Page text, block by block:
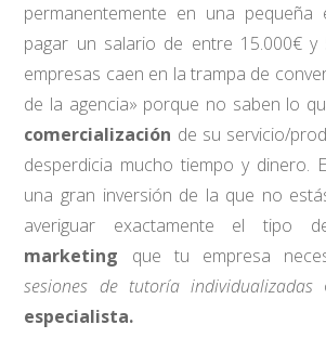
permanentemente en una pequeña
pagar un salario de entre 15.000€ y
empresas caen en la trampa de
de la agencia» porque no saben lo
comercialización de su servicio/
desperdicia mucho tiempo y dinero.
una gran inversión de la que no
averiguar exactamente el tipo
marketing que tu empresa
sesiones de tutoría individualizadas
especialista.